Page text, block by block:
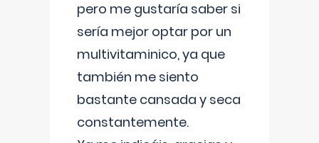
pero me gustaría saber si
sería mejor optar por un
multivitaminico, ya que
también me siento
bastante cansada y seca
constantemente.